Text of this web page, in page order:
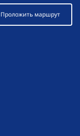
Проложить маршрут